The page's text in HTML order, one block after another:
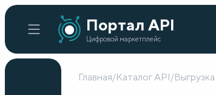
Портал API
Цифровой маркетплейс
Главная/Каталог API/